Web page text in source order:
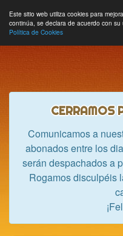
Este sitio web utiliza cookies para
continúa, se declara de acuerdo con
Política de Cookies
Hobbycrash
CERRAMOS
Comunicamos a
abonados entre los
serán despachados a
Rogamos disculpéis